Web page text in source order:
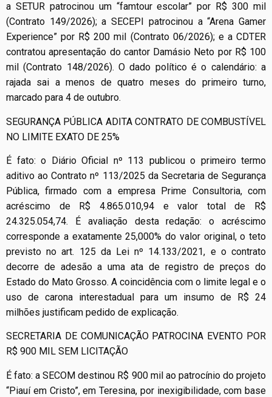
a SETUR patrocinou um “famtour escolar” por R$ 300 mil
(Contrato 149/2026); a SECEPI patrocinou a “Arena Gamer
Experience” por R$ 200 mil (Contrato 06/2026); e a CDTER
contratou apresentação do cantor Damásio Neto por R$ 100
mil (Contrato 148/2026). O dado político é o calendário: a
rajada sai a menos de quatro meses do primeiro turno,
marcado para 4 de outubro.
SEGURANÇA PÚBLICA ADITA CONTRATO DE COMBUSTÍVEL
NO LIMITE EXATO DE 25%
É fato: o Diário Oficial nº 113 publicou o primeiro termo
aditivo ao Contrato nº 113/2025 da Secretaria de Segurança
Pública, firmado com a empresa Prime Consultoria, com
acréscimo de R$ 4.865.010,94 e valor total de R$
24.325.054,74. É avaliação desta redação: o acréscimo
corresponde a exatamente 25,000% do valor original, o teto
previsto no art. 125 da Lei nº 14.133/2021, e o contrato
decorre de adesão a uma ata de registro de preços do
Estado do Mato Grosso. A coincidência com o limite legal e o
uso de carona interestadual para um insumo de R$ 24
milhões justificam pedido de explicação.
SECRETARIA DE COMUNICAÇÃO PATROCINA EVENTO POR
R$ 900 MIL SEM LICITAÇÃO
É fato: a SECOM destinou R$ 900 mil ao patrocínio do projeto
“Piauí em Cristo”, em Teresina, por inexigibilidade, com base